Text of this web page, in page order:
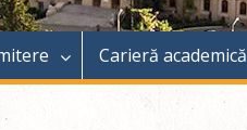
Carieră academică